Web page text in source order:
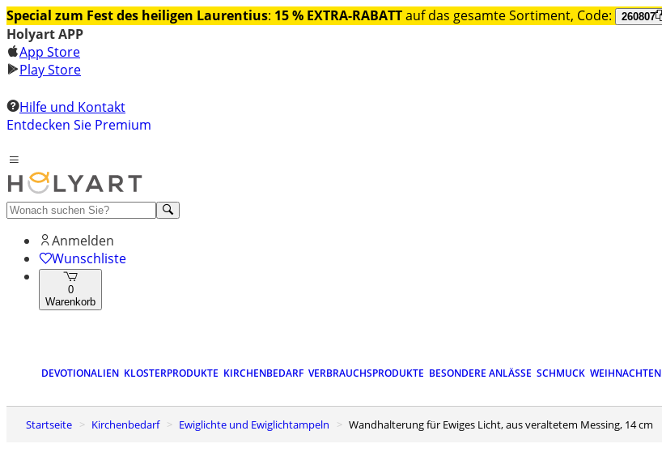
Special zum Fest des heiligen Laurentius: 15 % EXTRA-RABATTauf das gesamte Sortiment, Code: 260807
Holyart APP
App Store
Play Store
Hilfe und Kontakt
Entdecken Sie Premium
Anmelden
Wunschliste
0
Warenkorb
DEVOTIONALIEN KLOSTERPRODUKTE KIRCHENBEDARF VERBRAUCHSPRODUKTE BESONDERE ANLÄSSE SCHMUCK WEIHNACHTEN
Startseite Kirchenbedarf Ewiglichte und Ewiglichtampeln Wandhalterung für Ewiges Licht, aus veraltetem Messing, 14 cm